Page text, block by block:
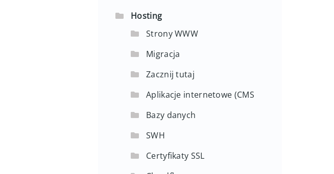
Hosting
Strony WWW
Migracja
Zacznij tutaj
Aplikacje internetowe (CMS
Bazy danych
SWH
Certyfikaty SSL